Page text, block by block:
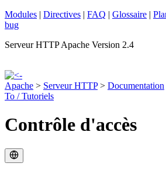
Modules | Directives | FAQ | Glossaire |
bug
Serveur HTTP Apache Version 2.4
Apache > Serveur HTTP> Documentation
To / Tutoriels
Contrôle d'accès